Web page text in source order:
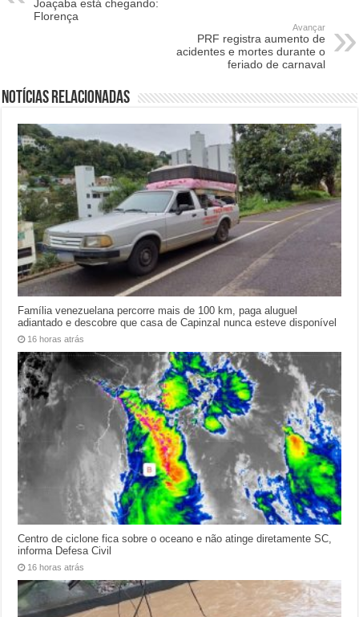
Joaçaba está chegando:
Florença
Avançar
PRF registra aumento de
acidentes e mortes durante o
feriado de carnaval
Notícias relacionadas
Família venezuelana percorre mais de 100 km, paga aluguel
adiantado e descobre que casa de Capinzal nunca esteve disponível
16 horas atrás
Centro de ciclone fica sobre o oceano e não atinge diretamente SC,
informa Defesa Civil
16 horas atrás